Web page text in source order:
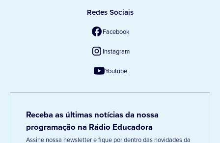
Redes Sociais
Facebook
Instagram
Youtube
Receba as últimas notícias da nossa
programação na Rádio Educadora
Assine nossa newsletter e fique por dentro das novidades da